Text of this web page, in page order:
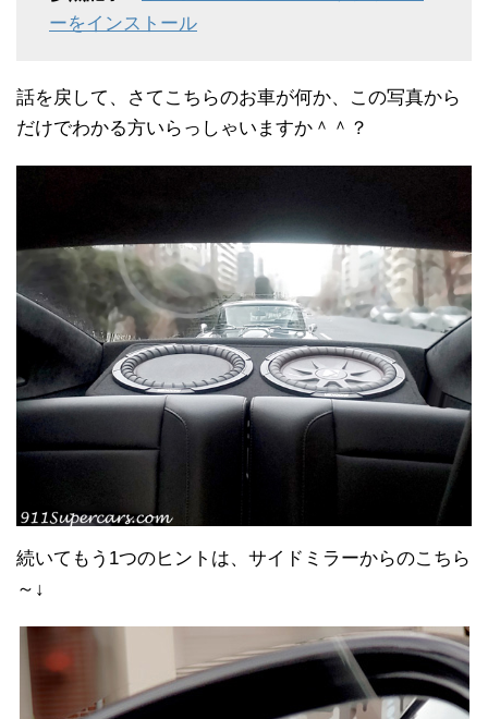
ーをインストール
話を戻して、さてこちらのお車が何か、この写真から
だけでわかる方いらっしゃいますか＾＾？
続いてもう1つのヒントは、サイドミラーからのこちら
～↓